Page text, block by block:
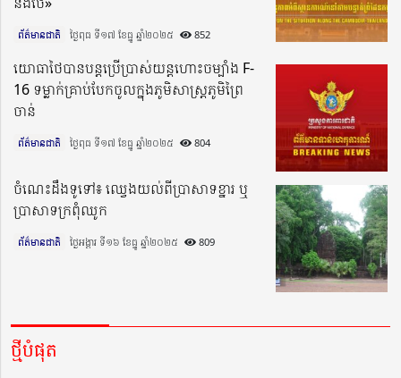
ព័ត៌មានជាតិ ថ្ងៃពុធ ទី១៧ ខែធ្នូ ឆ្នាំ២០២៥​ 852
យោធាថៃបានបន្តប្រើប្រាស់យន្តហោះចម្បាំង F-
16 ទម្លាក់គ្រាប់បែកចូលក្នុងភូមិសាស្ត្រភូមិព្រៃ
ចាន់
ព័ត៌មានជាតិ ថ្ងៃពុធ ទី១៧ ខែធ្នូ ឆ្នាំ២០២៥​ 804
ចំណេះដឹងទូទៅ៖ ឈ្វេងយល់ពីប្រាសាទខ្នារ ឬ
ប្រាសាទក្រពុំឈូក
ព័ត៌មានជាតិ ថ្ងៃអង្គារ ទី១៦ ខែធ្នូ ឆ្នាំ២០២៥​ 809
ថ្មីបំផុត